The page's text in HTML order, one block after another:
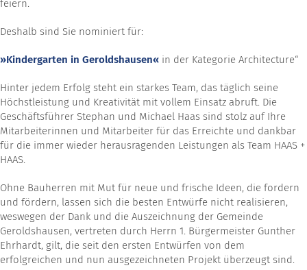
feiern.
Deshalb sind Sie nominiert für:
»Kindergarten in Geroldshausen« in der Kategorie Architecture“
Hinter jedem Erfolg steht ein starkes Team, das täglich seine
Höchstleistung und Kreativität mit vollem Einsatz abruft. Die
Geschäftsführer Stephan und Michael Haas sind stolz auf Ihre
Mitarbeiterinnen und Mitarbeiter für das Erreichte und dankbar
für die immer wieder herausragenden Leistungen als Team HAAS +
HAAS.
Ohne Bauherren mit Mut für neue und frische Ideen, die fordern
und fördern, lassen sich die besten Entwürfe nicht realisieren,
weswegen der Dank und die Auszeichnung der Gemeinde
Geroldshausen, vertreten durch Herrn 1. Bürgermeister Gunther
Ehrhardt, gilt, die seit den ersten Entwürfen von dem
erfolgreichen und nun ausgezeichneten Projekt überzeugt sind.